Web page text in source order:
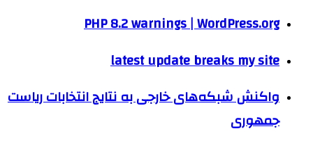
PHP 8.2 warnings | WordPress.org
latest update breaks my site
واکنش شبکه‌های خارجی به نتایج انتخابات ریاست
جمهوری